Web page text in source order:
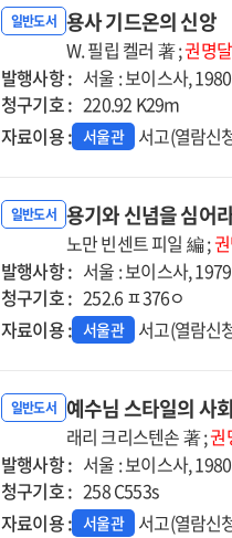
일반도서 용사 기드온의 신앙
W. 필립 켈러 著 ;권명달
발행사항 : 서울 : 보이스사, 1980
청구기호 : 220.92 K29m
자료이용 : 서울관 서고(열람신
일반도서 용기와 신념을 심어
노만 빈센트 피일 編 ;
발행사항 : 서울 : 보이스사, 1979
청구기호 : 252.6 ㅍ376ㅇ
자료이용 : 서울관 서고(열람신
일반도서 예수님 스타일의 사
래리 크리스텐손 著 ;권
발행사항 : 서울 : 보이스사, 1980
청구기호 : 258 C553s
자료이용 : 서울관 서고(열람신